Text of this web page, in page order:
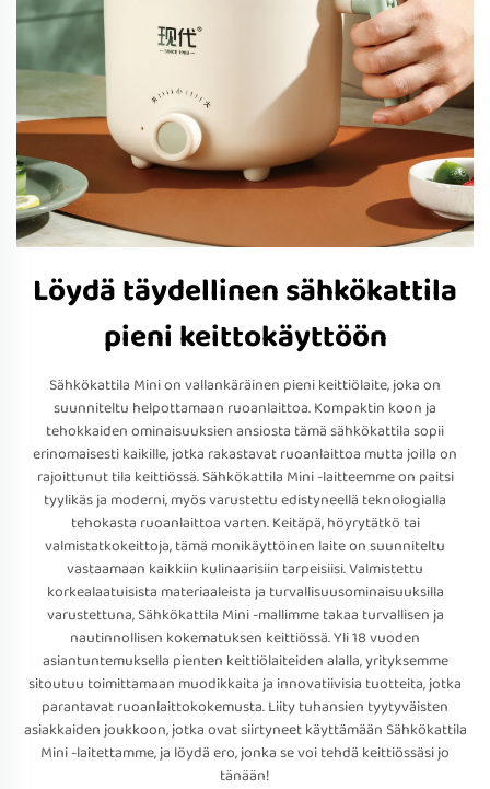
Löydä täydellinen sähkökattila
pieni keittokäyttöön
Sähkökattila Mini on vallankäräinen pieni keittiölaite, joka on
suunniteltu helpottamaan ruoanlaittoa. Kompaktin koon ja
tehokkaiden ominaisuuksien ansiosta tämä sähkökattila sopii
erinomaisesti kaikille, jotka rakastavat ruoanlaittoa mutta joilla on
rajoittunut tila keittiössä. Sähkökattila Mini -laitteemme on paitsi
tyylikäs ja moderni, myös varustettu edistyneellä teknologialla
tehokasta ruoanlaittoa varten. Keitäpä, höyrytätkö tai
valmistatkokeittoja, tämä monikäyttöinen laite on suunniteltu
vastaamaan kaikkiin kulinaarisiin tarpeisiisi. Valmistettu
korkealaatuisista materiaaleista ja turvallisuusominaisuuksilla
varustettuna, Sähkökattila Mini -mallimme takaa turvallisen ja
nautinnollisen kokematuksen keittiössä. Yli 18 vuoden
asiantuntemuksella pienten keittiölaiteiden alalla, yrityksemme
sitoutuu toimittamaan muodikkaita ja innovatiivisia tuotteita, jotka
parantavat ruoanlaittokokemusta. Liity tuhansien tyytyväisten
asiakkaiden joukkoon, jotka ovat siirtyneet käyttämään Sähkökattila
Mini -laitettamme, ja löydä ero, jonka se voi tehdä keittiössäsi jo
tänään!